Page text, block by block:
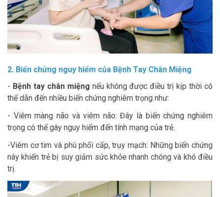
2. Biến chứng nguy hiểm của Bệnh Tay Chân Miệng
- Bệnh tay chân miệng nếu không được điều trị kịp thời có
thể dẫn đến nhiều biến chứng nghiêm trọng như:
- Viêm màng não và viêm não: Đây là biến chứng nghiêm
trọng có thể gây nguy hiểm đến tính mạng của trẻ.
-Viêm cơ tim và phù phổi cấp, trụy mạch: Những biến chứng
này khiến trẻ bị suy giảm sức khỏe nhanh chóng và khó điều
trị.